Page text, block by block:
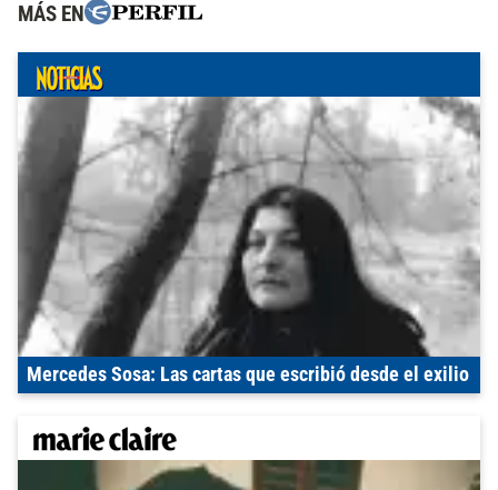
MÁS EN
Mercedes Sosa: Las cartas que escribió desde el exilio